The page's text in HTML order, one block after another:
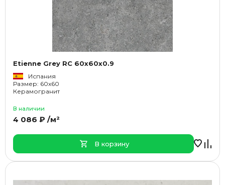
Etienne Grey RC 60x60x0.9
Испания
Размер: 60x60
Керамогранит
В наличии
4 086 ₽ /м²
В корзину